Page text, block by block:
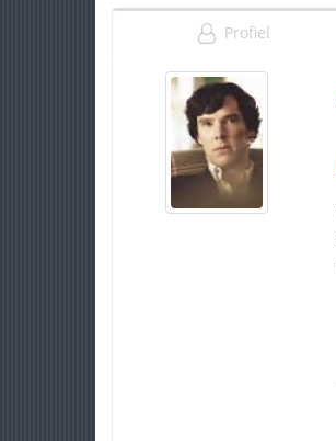
Profiel